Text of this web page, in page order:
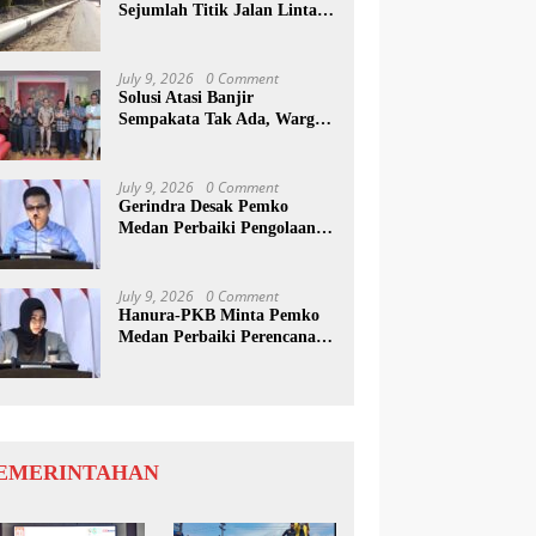
Sejumlah Titik Jalan Lintas
meningkatkan Kewaspadaan
July 9, 2026 0 Comment
Solusi Atasi Banjir
Sempakata Tak Ada, Warga
July 9, 2026 0 Comment
Gerindra Desak Pemko
Medan Perbaiki Pengolaan
July 9, 2026 0 Comment
Hanura-PKB Minta Pemko
Medan Perbaiki Perencanaan